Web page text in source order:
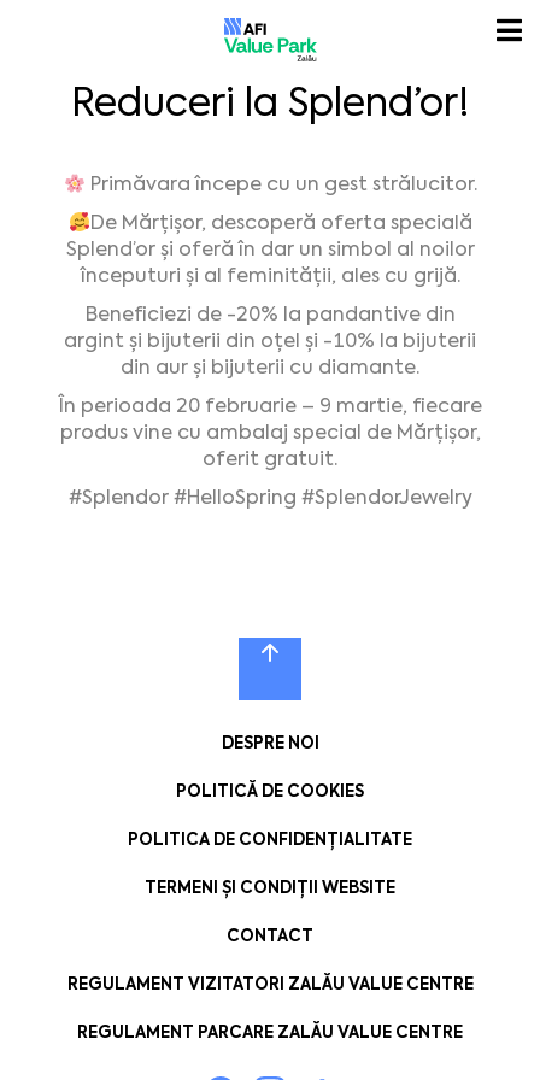
Reduceri la Splend’or!
Primăvara începe cu un gest strălucitor.
De Mărțișor, descoperă oferta specială
Splend’or și oferă în dar un simbol al noilor
începuturi și al feminității, ales cu grijă.
Beneficiezi de -20% la pandantive din
argint și bijuterii din oțel și -10% la bijuterii
din aur și bijuterii cu diamante.
În perioada 20 februarie – 9 martie, fiecare
produs vine cu ambalaj special de Mărțișor,
oferit gratuit.
#Splendor #HelloSpring #SplendorJewelry
DESPRE NOI
POLITICĂ DE COOKIES
POLITICA DE CONFIDENȚIALITATE
TERMENI ȘI CONDIȚII WEBSITE
CONTACT
REGULAMENT VIZITATORI ZALĂU VALUE CENTRE
REGULAMENT PARCARE ZALĂU VALUE CENTRE